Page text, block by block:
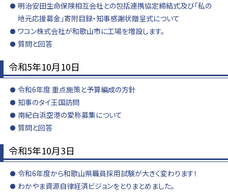
明治安田生命保険相互会社との包括連携協定締結式及び「私の
地元応援募金」寄附目録・知事感謝状贈呈式について
ワコン株式会社が和歌山市に工場を増設します。
質問と回答
令和5年10月10日
令和6年度 重点施策と予算編成の方針
知事のタイ王国訪問
南紀白浜空港の愛称募集について
質問と回答
令和5年10月3日
令和6年度から和歌山県職員採用試験が大きく変わります！
わかやま資源自律経済ビジョンをとりまとめました。